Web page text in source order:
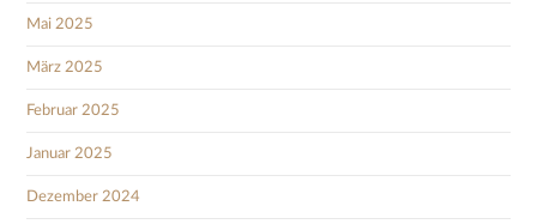
Mai 2025
März 2025
Februar 2025
Januar 2025
Dezember 2024